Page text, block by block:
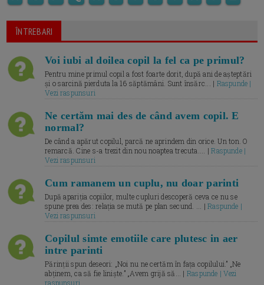
ÎNTREBARI
Voi iubi al doilea copil la fel ca pe primul?
Pentru mine primul copil a fost foarte dorit, după ani de așteptări
și o sarcină pierduta la 16 săptămâni. Sunt însărc... | Raspunde |
Vezi raspunsuri
Ne certăm mai des de când avem copil. E
normal?
De când a apărut copilul, parcă ne aprindem din orice. Un ton. O
remarcă. Cine s-a trezit din nou noaptea trecuta.... |Raspunde |
Vezi raspunsuri
Cum ramanem un cuplu, nu doar parinti
După apariția copiilor, multe cupluri descoperă ceva ce nu se
spune prea des: relația se mută pe plan secund. ... |Raspunde |
Vezi raspunsuri
Copilul simte emotiile care plutesc in aer
intre parinti
Părinții spun deseori: „Noi nu ne certăm în fața copilului.” „Ne
abținem, ca să fie liniște.” „Avem grijă să... | Raspunde | Vezi
raspunsuri